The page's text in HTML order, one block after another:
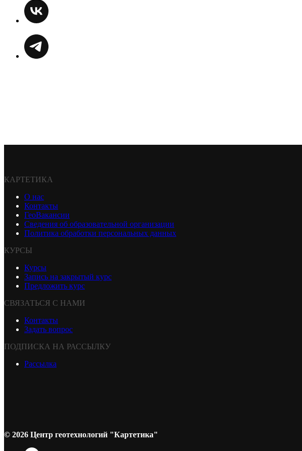
КАРТЕТИКА
О нас
Контакты
ГеоВакансии
Сведения об образовательной организации
Политика обработки персональных данных
КУРСЫ
Курсы
Запись на закрытый курс
Предложить курс
СВЯЗАТЬСЯ С НАМИ
Контакты
Задать вопрос
ПОДПИСКА НА РАССЫЛКУ
Рассылка
© 2026 Центр геотехнологий "Картетика"